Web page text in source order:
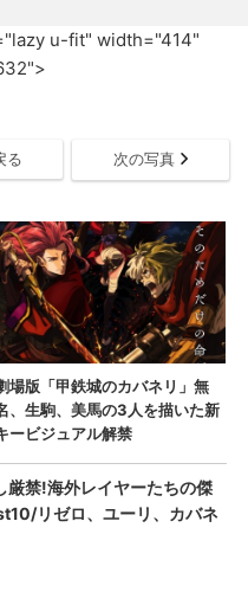
u-fit" width="414"
る 次の写真